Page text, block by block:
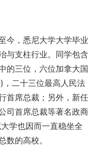
，悉尼大学大学毕业
与支柱行业。同学包含
的三位，六位加拿大国
，二十三位最高人民法
首席总裁；另外，新任
司首席总裁等著名政商
学也因而一直稳坐全
数的高校。